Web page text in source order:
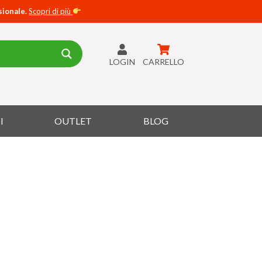
Scopri di più
LOGIN CARRELLO
OUTLET BLOG